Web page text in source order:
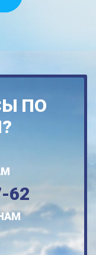
ПО
62